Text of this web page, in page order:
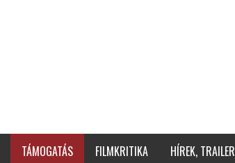
TÁMOGATÁS FILMKRITIKA HÍREK,